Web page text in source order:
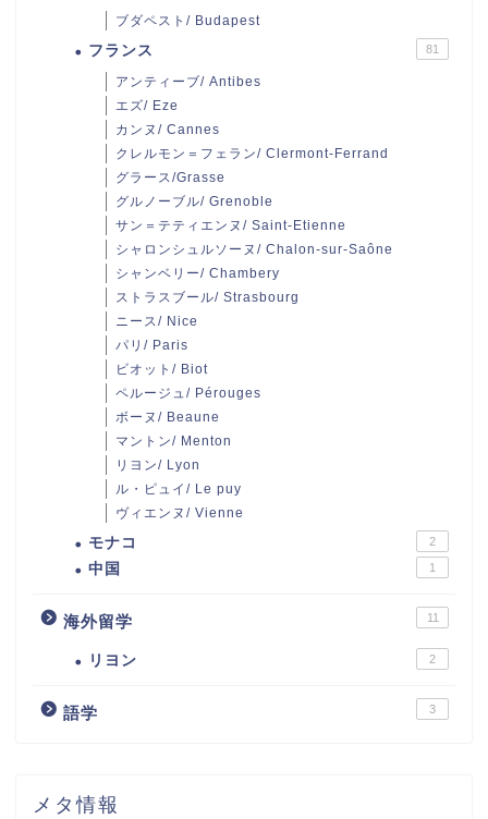
ブダペスト/ Budapest
フランス 81
アンティーブ/ Antibes
エズ/ Eze
カンヌ/ Cannes
クレルモン＝フェラン/ Clermont-Ferrand
グラース/Grasse
グルノーブル/ Grenoble
サン＝テティエンヌ/ Saint-Etienne
シャロンシュルソーヌ/ Chalon-sur-Saône
シャンベリー/ Chambery
ストラスブール/ Strasbourg
ニース/ Nice
パリ/ Paris
ビオット/ Biot
ペルージュ/ Pérouges
ボーヌ/ Beaune
マントン/ Menton
リヨン/ Lyon
ル・ピュイ/ Le puy
ヴィエンヌ/ Vienne
モナコ 2
中国 1
海外留学 11
リヨン 2
語学 3
メタ情報